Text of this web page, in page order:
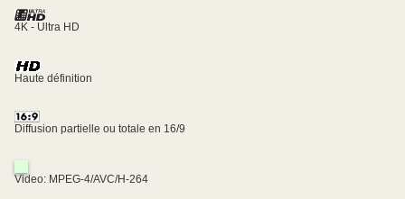
4K - Ultra HD
Haute définition
Diffusion partielle ou totale en 16/9
Video: MPEG-4/AVC/H-264